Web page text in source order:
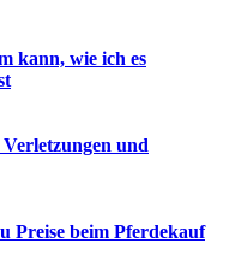
kann, wie ich es
und
Preise beim Pferdekauf